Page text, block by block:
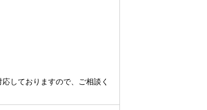
しておりますので、ご相談く